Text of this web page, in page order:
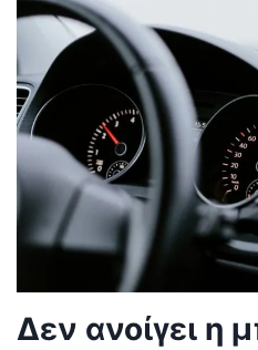
Δεν ανοίγει η